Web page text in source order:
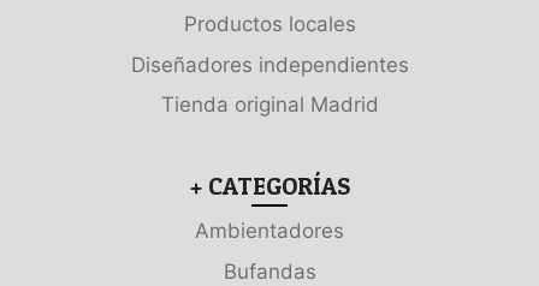
Productos locales
Diseñadores independientes
Tienda original Madrid
+ CATEGORÍAS
Ambientadores
Bufandas